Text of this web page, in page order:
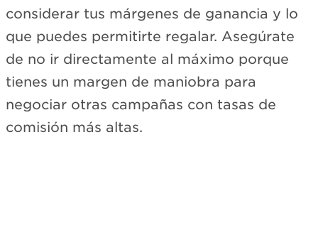
considerar tus márgenes de ganancia y lo
que puedes permitirte regalar. Asegúrate
de no ir directamente al máximo porque
tienes un margen de maniobra para
negociar otras campañas con tasas de
comisión más altas.